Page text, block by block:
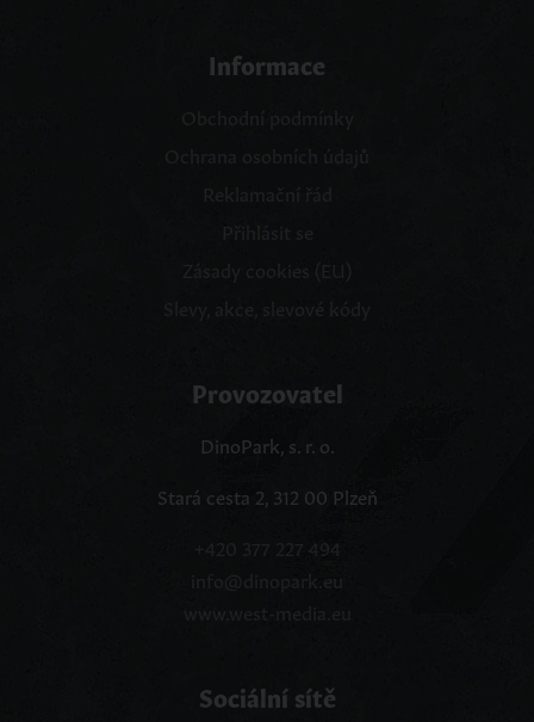
Informace
Přihlásit se
Provozovatel
DinoPark, s. r. o.
Stará cesta 2, 312 00 Plzeň
+420 377 227 494
info@dinopark.eu
www.west-media.eu
Sociální sítě